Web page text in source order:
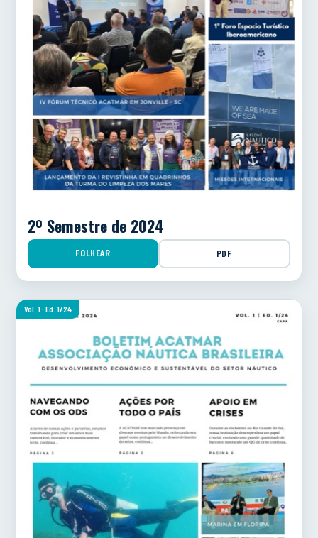
2º Semestre de 2024
FOLHEAR PDF
Vol. 1 · Ed. 1/24